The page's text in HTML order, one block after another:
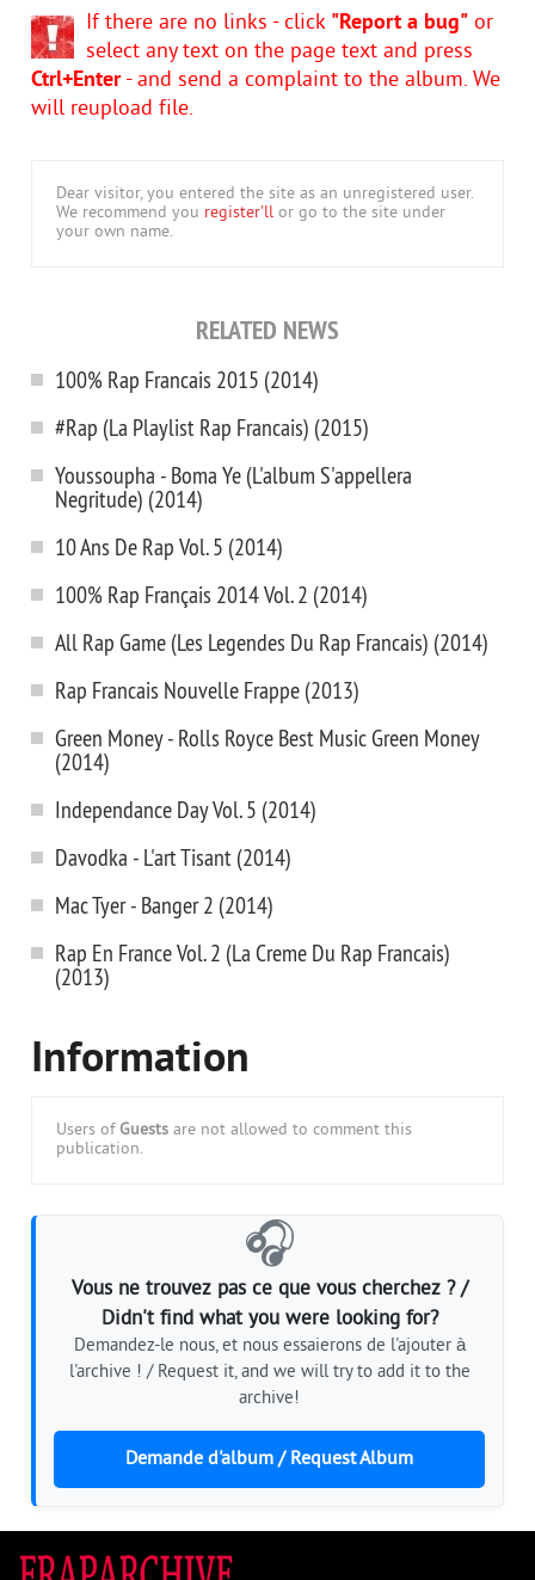
If there are no links - click "Report a bug" or
select any text on the page text and press
Ctrl+Enter- and send a complaint to the album. We
will reupload file.
Dear visitor, you entered the site as an unregistered user.
We recommend you register'll or go to the site under
your own name.
RELATED NEWS
100% Rap Francais 2015 (2014)
#Rap (La Playlist Rap Francais) (2015)
Youssoupha - Boma Ye (L'album S'appellera
Negritude) (2014)
10 Ans De Rap Vol. 5 (2014)
100% Rap Français 2014 Vol. 2 (2014)
All Rap Game (Les Legendes Du Rap Francais) (2014)
Rap Francais Nouvelle Frappe (2013)
Green Money - Rolls Royce Best Music Green Money
(2014)
Independance Day Vol. 5 (2014)
Davodka - L'art Tisant (2014)
Mac Tyer - Banger 2 (2014)
Rap En France Vol. 2 (La Creme Du Rap Francais)
(2013)
Information
Users of Guests are not allowed to comment this
publication.
🎧
Vous ne trouvez pas ce que vous cherchez ? /
Didn't find what you were looking for?
Demandez-le nous, et nous essaierons de l'ajouter à
l'archive ! / Request it, and we will try to add it to the
archive!
Demande d'album / Request Album